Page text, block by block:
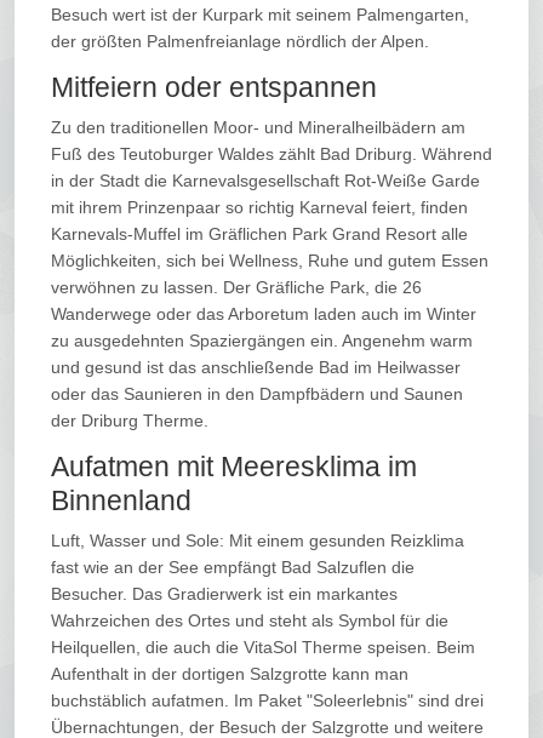
Besuch wert ist der Kurpark mit seinem Palmengarten,
der größten Palmenfreianlage nördlich der Alpen.
Mitfeiern oder entspannen
Zu den traditionellen Moor- und Mineralheilbädern am
Fuß des Teutoburger Waldes zählt Bad Driburg. Während
in der Stadt die Karnevalsgesellschaft Rot-Weiße Garde
mit ihrem Prinzenpaar so richtig Karneval feiert, finden
Karnevals-Muffel im Gräflichen Park Grand Resort alle
Möglichkeiten, sich bei Wellness, Ruhe und gutem Essen
verwöhnen zu lassen. Der Gräfliche Park, die 26
Wanderwege oder das Arboretum laden auch im Winter
zu ausgedehnten Spaziergängen ein. Angenehm warm
und gesund ist das anschließende Bad im Heilwasser
oder das Saunieren in den Dampfbädern und Saunen
der Driburg Therme.
Aufatmen mit Meeresklima im
Binnenland
Luft, Wasser und Sole: Mit einem gesunden Reizklima
fast wie an der See empfängt Bad Salzuflen die
Besucher. Das Gradierwerk ist ein markantes
Wahrzeichen des Ortes und steht als Symbol für die
Heilquellen, die auch die VitaSol Therme speisen. Beim
Aufenthalt in der dortigen Salzgrotte kann man
buchstäblich aufatmen. Im Paket "Soleerlebnis" sind drei
Übernachtungen, der Besuch der Salzgrotte und weitere